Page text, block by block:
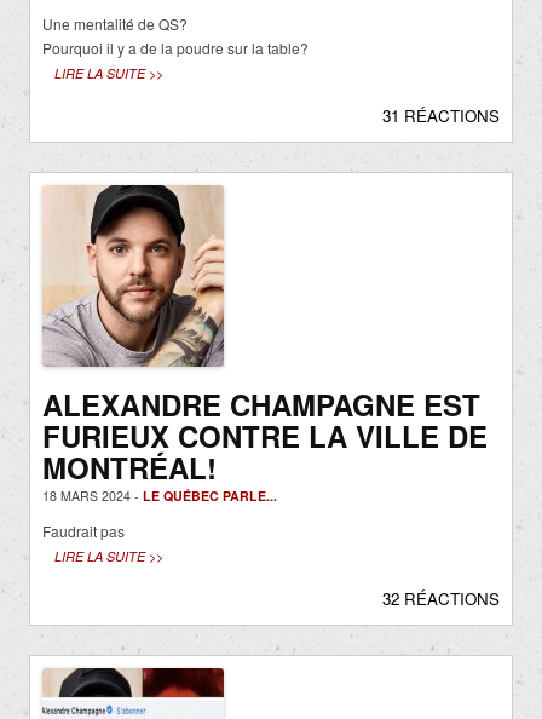
Une mentalité de QS?
Pourquoi il y a de la poudre sur la table?
LIRE LA SUITE >>
31 RÉACTIONS
ALEXANDRE CHAMPAGNE EST
FURIEUX CONTRE LA VILLE DE
MONTRÉAL!
18 MARS 2024 - LE QUÉBEC PARLE...
Faudrait pas
LIRE LA SUITE >>
32 RÉACTIONS